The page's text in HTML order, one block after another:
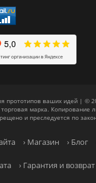
прототипов ваших идей | ©
торговая марка. Копирование
и преследуется по
› Магазин › Блог
› Гарантия и возврат